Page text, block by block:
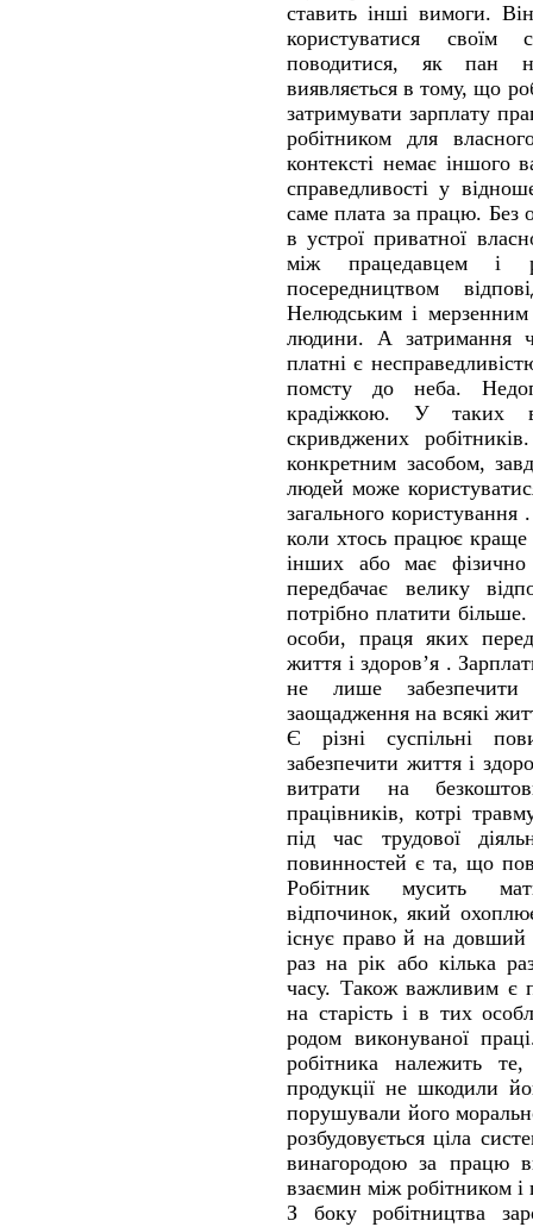
ставить інші вимоги.
користуватися
поводитися, як пан
виявляється в тому, що
затримувати зарплату
робітником для
контексті немає іншого
справедливості у
саме плата за працю. Без
в устрої приватної
між працедавцем і
посередництвом
Нелюдським і
людини. А затримання
платні є
помсту до неба.
крадіжкою. У таких
скривджених
конкретним засобом,
людей може
загального
коли хтось працює краще
інших або має
передбачає велику
потрібно платити більше.
особи, праця яких
життя і здоров’я .
не лише
заощадження на всякі
Є різні суспільні
забезпечити життя і
витрати на
працівників, котрі
під час трудової
повинностей є та, що
Робітник мусить
відпочинок, який
існує право й на довший
раз на рік або кілька
часу. Також важливим є
на старість і в тих
родом виконуваної
робітника належить
продукції не шкодили
порушували його
розбудовується ціла
винагородою за працю
взаємин між робітником
З боку робітництва